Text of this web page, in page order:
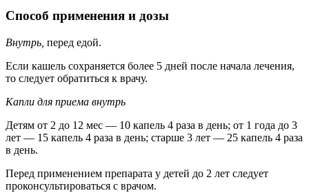
Способ применения и дозы
Внутрь, перед едой.
Если кашель сохраняется более 5 дней после начала лечения,
то следует обратиться к врачу.
Капли для приема внутрь
Детям от 2 до 12 мес — 10 капель 4 раза в день; от 1 года до 3
лет — 15 капель 4 раза в день; старше 3 лет — 25 капель 4 раза
в день.
Перед применением препарата у детей до 2 лет следует
проконсультироваться с врачом.